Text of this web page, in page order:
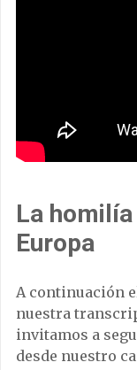
La
Europa
A continuación
nuestra
invitamos a
desde nuestro